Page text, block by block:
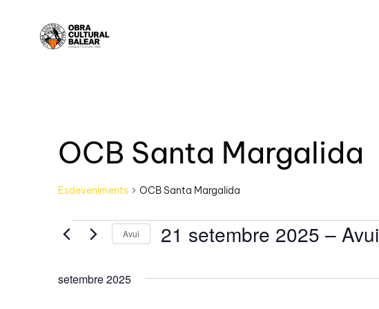
OCB Santa Margalida
Esdeveniments OCB Santa Margalida
Avui 21 setembre 2025 – Avui
setembre 2025